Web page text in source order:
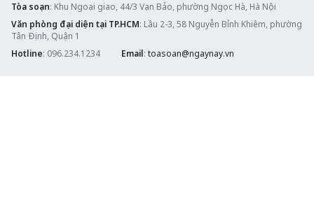
Tòa soạn: Khu Ngoại giao, 44/3 Vạn Bảo, phường Ngọc Hà, Hà Nội
Văn phòng đại diện tại TP.HCM: Lầu 2-3, 58 Nguyễn Bỉnh Khiêm, phường
Tân Định, Quận 1
Hotline: 096.234.1234 Email: toasoan@ngaynay.vn